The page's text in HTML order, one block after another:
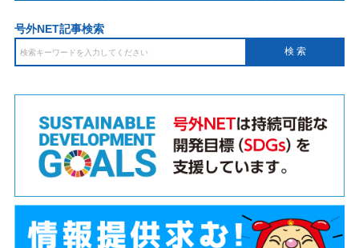
号外NET記事検索